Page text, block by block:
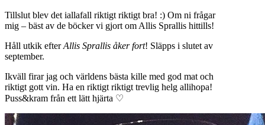
Tillslut blev det iallafall riktigt riktigt bra! :) Om ni frågar
mig – bäst av de böcker vi gjort om Allis Sprallis hittills!
Håll utkik efterAllis Sprallis åker fort! Släpps i slutet av
september.
Ikväll firar jag och världens bästa kille med god mat och
riktigt gott vin. Ha en riktigt riktigt trevlig helg allihopa!
Puss&kram från ett lätt hjärta ♡